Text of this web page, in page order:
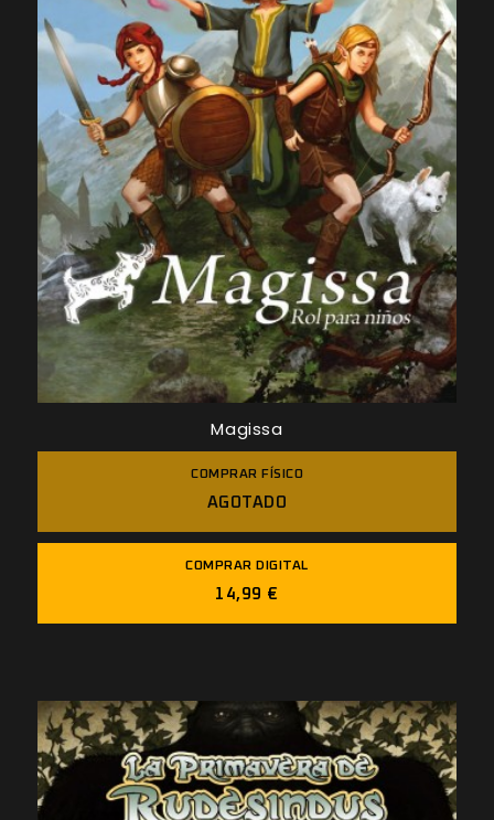
Magissa
COMPRAR FÍSICO
AGOTADO
COMPRAR DIGITAL
14,99 €